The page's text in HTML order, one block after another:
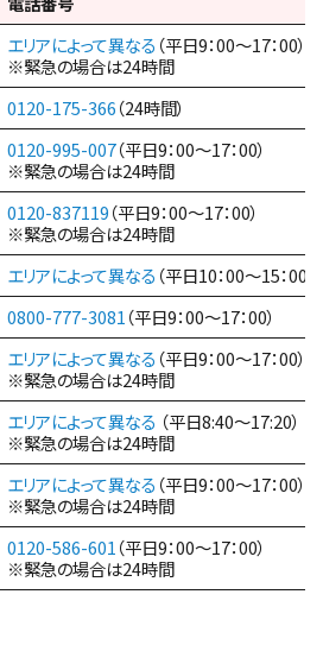
エリアによって異なる （平日9：00～17：00）
※緊急の場合は24時間
0120-175-366（24時間）
0120-995-007（平日9：00～17：00）
※緊急の場合は24時間
0120-837119（平日9：00～17：00）
※緊急の場合は24時間
エリアによって異なる （平日10：00～15：00）
0800-777-3081 （平日9：00～17：00）
エリアによって異なる （平日9：00～17：00）
※緊急の場合は24時間
エリアによって異なる （平日8:40～17:20）
※緊急の場合は24時間
エリアによって異なる （平日9：00～17：00）
※緊急の場合は24時間
0120-586-601 （平日9：00～17：00）
※緊急の場合は24時間